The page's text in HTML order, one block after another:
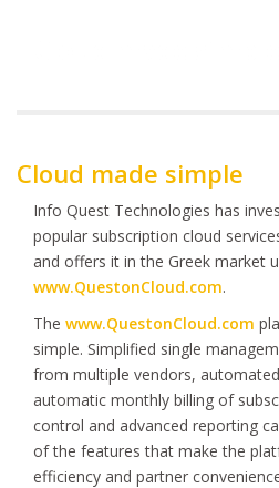
Cloud made simple
Info Quest Technologies has
popular subscription cloud
and offers it in the Greek market
www.QuestonCloud.com.
The www.QuestonCloud.com
simple. Simplified single
from multiple vendors,
automatic monthly billing of
control and advanced reporting
of the features that make the
efficiency and partner